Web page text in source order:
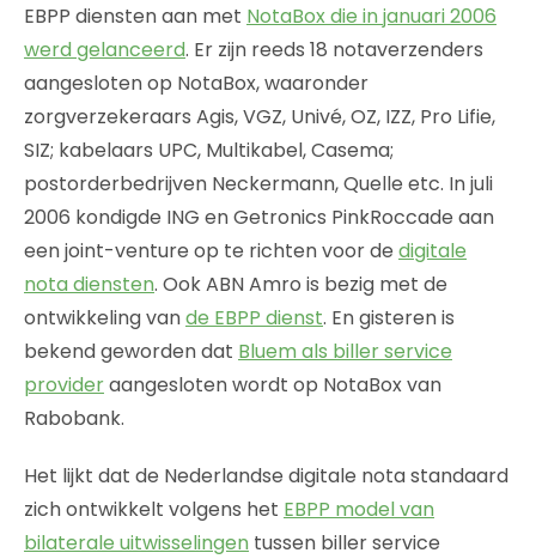
EBPP diensten aan met NotaBox die in januari 2006
werd gelanceerd. Er zijn reeds 18 notaverzenders
aangesloten op NotaBox, waaronder
zorgverzekeraars Agis, VGZ, Univé, OZ, IZZ, Pro Lifie,
SIZ; kabelaars UPC, Multikabel, Casema;
postorderbedrijven Neckermann, Quelle etc. In juli
2006 kondigde ING en Getronics PinkRoccade aan
een joint-venture op te richten voor de digitale
nota diensten. Ook ABN Amro is bezig met de
ontwikkeling vande EBPP dienst. En gisteren is
bekend geworden dat Bluem als biller service
provideraangesloten wordt op NotaBox van
Rabobank.
Het lijkt dat de Nederlandse digitale nota standaard
zich ontwikkelt volgens het EBPP model van
bilaterale uitwisselingen tussen biller service